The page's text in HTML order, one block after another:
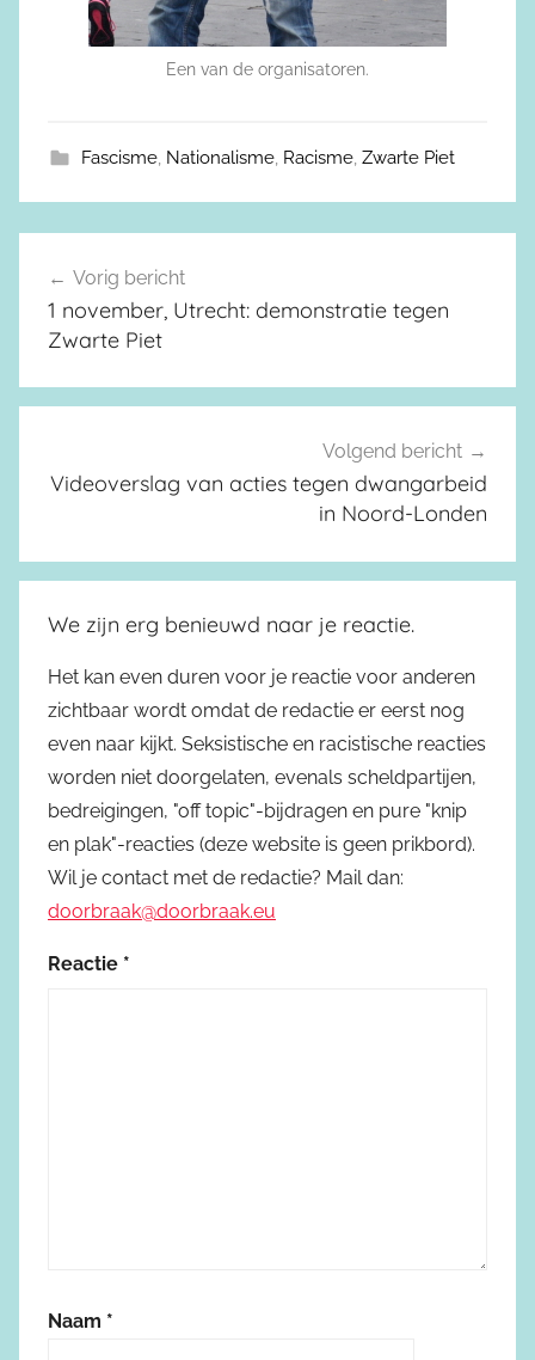
Een van de organisatoren.
Fascisme, Nationalisme, Racisme, Zwarte Piet
Berichtnavigatie
Vorig bericht
1 november, Utrecht: demonstratie tegen
Zwarte Piet
Volgend bericht
Videoverslag van acties tegen dwangarbeid
in Noord-Londen
We zijn erg benieuwd naar je reactie.
Het kan even duren voor je reactie voor anderen
zichtbaar wordt omdat de redactie er eerst nog
even naar kijkt. Seksistische en racistische reacties
worden niet doorgelaten, evenals scheldpartijen,
bedreigingen, "off topic"-bijdragen en pure "knip
en plak"-reacties (deze website is geen prikbord).
Wil je contact met de redactie? Mail dan:
doorbraak@doorbraak.eu
Reactie *
Naam *